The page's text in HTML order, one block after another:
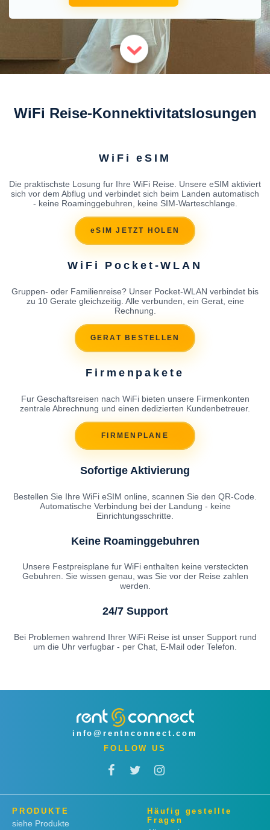
WiFi Reise-Konnektivitatslosungen
WiFi eSIM
Die praktischste Losung fur Ihre WiFi Reise. Unsere eSIM aktiviert
sich vor dem Abflug und verbindet sich beim Landen automatisch
- keine Roaminggebuhren, keine SIM-Warteschlange.
eSIM JETZT HOLEN
WiFi Pocket-WLAN
Gruppen- oder Familienreise? Unser Pocket-WLAN verbindet bis
zu 10 Gerate gleichzeitig. Alle verbunden, ein Gerat, eine
Rechnung.
GERAT BESTELLEN
Firmenpakete
Fur Geschaftsreisen nach WiFi bieten unsere Firmenkonten
zentrale Abrechnung und einen dedizierten Kundenbetreuer.
FIRMENPLANE
Sofortige Aktivierung
Bestellen Sie Ihre WiFi eSIM online, scannen Sie den QR-Code.
Automatische Verbindung bei der Landung - keine
Einrichtungsschritte.
Keine Roaminggebuhren
Unsere Festpreisplane fur WiFi enthalten keine versteckten
Gebuhren. Sie wissen genau, was Sie vor der Reise zahlen
werden.
24/7 Support
Bei Problemen wahrend Ihrer WiFi Reise ist unser Support rund
um die Uhr verfugbar - per Chat, E-Mail oder Telefon.
info@rentnconnect.com
FOLLOW US
PRODUKTE
siehe Produkte
Häufig gestellte
Fragen